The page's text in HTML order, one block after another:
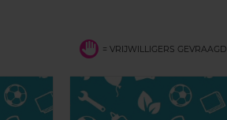
VRIJWILLIGERS
GEVRAAGD
VOOR
INITIATIEVEN
= VRIJWILLIGERS GEVRAAGD